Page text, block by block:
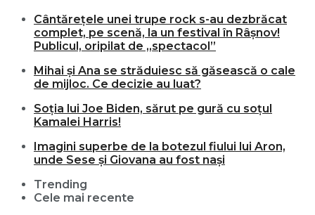
Cântărețele unei trupe rock s-au dezbrăcat
complet, pe scenă, la un festival în Râșnov!
Publicul, oripilat de „spectacol”
Mihai și Ana se străduiesc să găsească o cale
de mijloc. Ce decizie au luat?
Soția lui Joe Biden, sărut pe gură cu soțul
Kamalei Harris!
Imagini superbe de la botezul fiului lui Aron,
unde Sese și Giovana au fost nași
Trending
Cele mai recente